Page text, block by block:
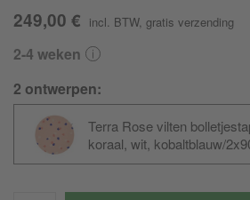
249,00 € incl. BTW, gratis verzending
2-4 weken
2 ontwerpen:
Terra Rose vilten
koraal, wit, kobaltblauw/